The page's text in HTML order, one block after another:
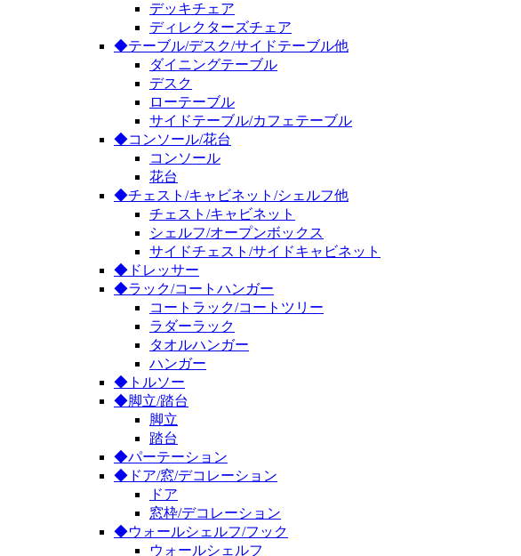
デッキチェア
ディレクターズチェア
◆テーブル/デスク/サイドテーブル他
ダイニングテーブル
デスク
ローテーブル
サイドテーブル/カフェテーブル
◆コンソール/花台
コンソール
花台
◆チェスト/キャビネット/シェルフ他
チェスト/キャビネット
シェルフ/オープンボックス
サイドチェスト/サイドキャビネット
◆ドレッサー
◆ラック/コートハンガー
コートラック/コートツリー
ラダーラック
タオルハンガー
ハンガー
◆トルソー
◆脚立/踏台
脚立
踏台
◆パーテーション
◆ドア/窓/デコレーション
ドア
窓枠/デコレーション
◆ウォールシェルフ/フック
ウォールシェルフ